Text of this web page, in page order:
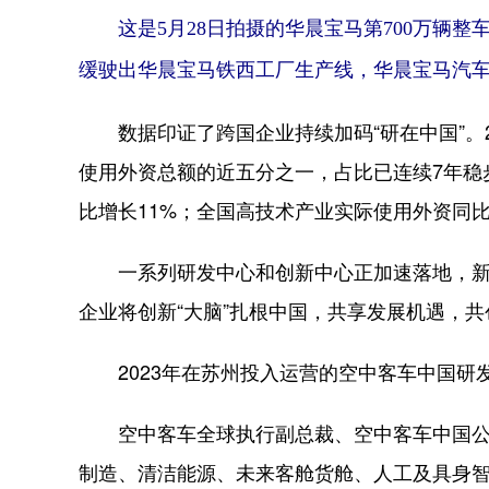
这是5月28日拍摄的华晨宝马第700万辆整
缓驶出华晨宝马铁西工厂生产线，华晨宝马汽
数据印证了跨国企业持续加码“研在中国”
使用外资总额的近五分之一，占比已连续7年
比增长11%；全国高技术产业实际使用外资同
一系列研发中心和创新中心正加速落地，
企业将创新“大脑”扎根中国，共享发展机遇，
2023年在苏州投入运营的空中客车中国研
空中客车全球执行副总裁、空中客车中国
制造、清洁能源、未来客舱货舱、人工及具身